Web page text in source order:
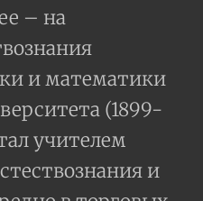
– на
и математики
(1899-
учителем
и